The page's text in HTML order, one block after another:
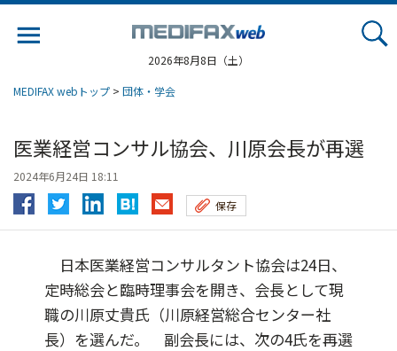
2026年8月8日（土）
MEDIFAX webトップ > 団体・学会
医業経営コンサル協会、川原会長が再選
2024年6月24日 18:11
保存
日本医業経営コンサルタント協会は24日、
定時総会と臨時理事会を開き、会長として現
職の川原丈貴氏（川原経営総合センター社
長）を選んだ。 副会長には、次の4氏を再選